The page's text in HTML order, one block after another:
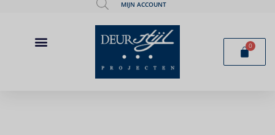
MIJN ACCOUNT
0